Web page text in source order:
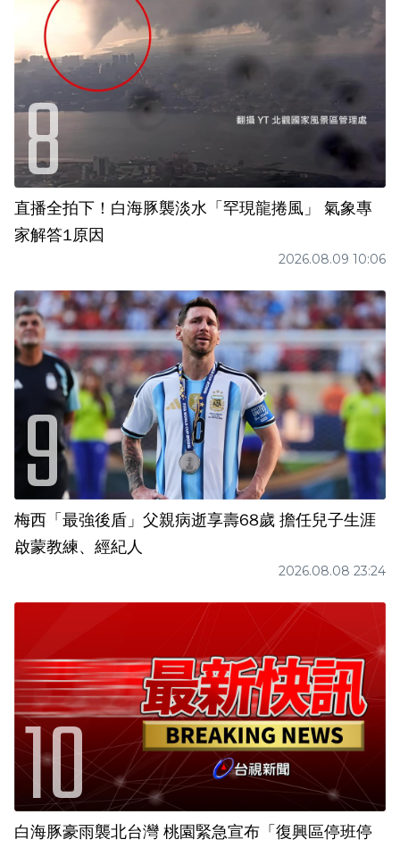
直播全拍下！白海豚襲淡水「罕現龍捲風」 氣象專
家解答1原因
2026.08.09 10:06
梅西「最強後盾」父親病逝享壽68歲 擔任兒子生涯
啟蒙教練、經紀人
2026.08.08 23:24
白海豚豪雨襲北台灣 桃園緊急宣布「復興區停班停